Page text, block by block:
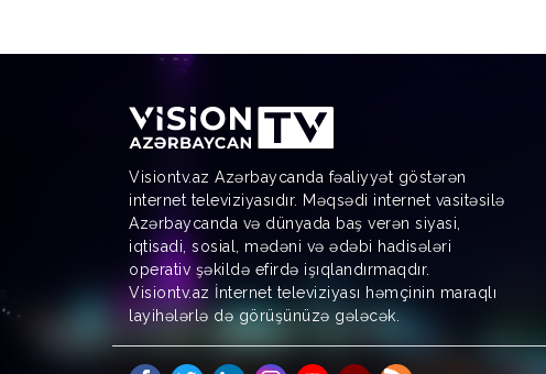
Visiontv.az Azərbaycanda fəaliyyət göstərən
internet televiziyasıdır. Məqsədi internet vasitəsilə
Azərbaycanda və dünyada baş verən siyasi,
iqtisadi, sosial, mədəni və ədəbi hadisələri
operativ şəkildə efirdə işıqlandırmaqdır.
Visiontv.az İnternet televiziyası həmçinin maraqlı
layihələrlə də görüşünüzə gələcək.